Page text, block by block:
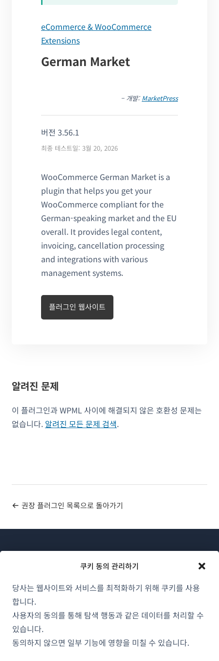
쿠키 동의 관리하기
당사는 웹사이트와 서비스를 최적화하기 위해 쿠키를 사용
합니다.
사용자의 동의를 통해 탐색 행동과 같은 데이터를 처리할 수
있습니다.
동의하지 않으면 일부 기능에 영향을 미칠 수 있습니다.
eCommerce & WooCommerce
Extensions
German Market
– 개발: MarketPress
버전 3.56.1
최종 테스트일: 3월 20, 2026
WooCommerce German Market is a
plugin that helps you get your
WooCommerce compliant for the
German-speaking market and the EU
overall. It provides legal content,
invoicing, cancellation processing
and integrations with various
management systems.
플러그인 웹사이트
알려진 문제
이 플러그인과 WPML 사이에 해결되지 않은 호환성 문제는
없습니다. 알려진 모든 문제 검색.
권장 플러그인 목록으로 돌아가기
WPML 소개
GDPR 및 개인정보 처리방침
창
(새
(새
(새